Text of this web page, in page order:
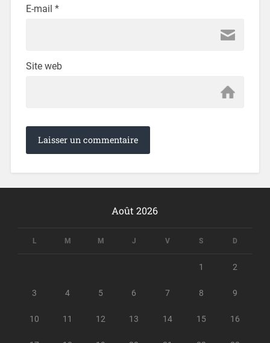
E-mail *
Site web
Août 2026
L M M J V S D
1 2
3 4 5 6 7 8 9
10 11 12 13 14 15 16